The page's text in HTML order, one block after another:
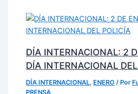
DÍA INTERNACIONAL: 2
DÍA INTERNACIONAL
DÍA INTERNACIONAL, ENERO / Por
PRENSA